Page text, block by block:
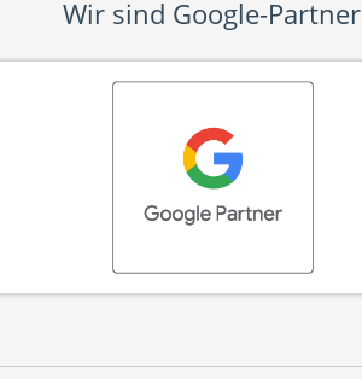
Wir sind Google-Partner